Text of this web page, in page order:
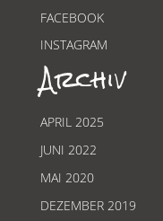
FACEBOOK
INSTAGRAM
Archiv
APRIL 2025
JUNI 2022
MAI 2020
DEZEMBER 2019